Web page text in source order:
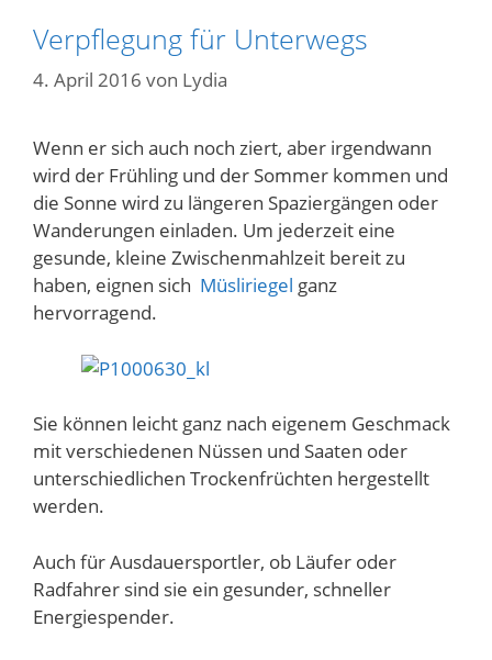
Verpflegung für Unterwegs
4. April 2016 von Lydia
Wenn er sich auch noch ziert, aber irgendwann
wird der Frühling und der Sommer kommen und
die Sonne wird zu längeren Spaziergängen oder
Wanderungen einladen. Um jederzeit eine
gesunde, kleine Zwischenmahlzeit bereit zu
haben, eignen sich Müsliriegel ganz
hervorragend.
Sie können leicht ganz nach eigenem Geschmack
mit verschiedenen Nüssen und Saaten oder
unterschiedlichen Trockenfrüchten hergestellt
werden.
Auch für Ausdauersportler, ob Läufer oder
Radfahrer sind sie ein gesunder, schneller
Energiespender.